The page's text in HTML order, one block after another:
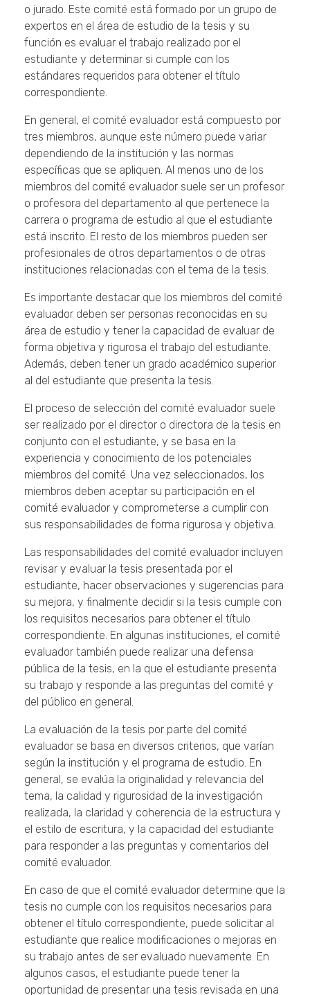
o jurado. Este comité está formado por un grupo de
expertos en el área de estudio de la tesis y su
función es evaluar el trabajo realizado por el
estudiante y determinar si cumple con los
estándares requeridos para obtener el título
correspondiente.
En general, el comité evaluador está compuesto por
tres miembros, aunque este número puede variar
dependiendo de la institución y las normas
específicas que se apliquen. Al menos uno de los
miembros del comité evaluador suele ser un profesor
o profesora del departamento al que pertenece la
carrera o programa de estudio al que el estudiante
está inscrito. El resto de los miembros pueden ser
profesionales de otros departamentos o de otras
instituciones relacionadas con el tema de la tesis.
Es importante destacar que los miembros del comité
evaluador deben ser personas reconocidas en su
área de estudio y tener la capacidad de evaluar de
forma objetiva y rigurosa el trabajo del estudiante.
Además, deben tener un grado académico superior
al del estudiante que presenta la tesis.
El proceso de selección del comité evaluador suele
ser realizado por el director o directora de la tesis en
conjunto con el estudiante, y se basa en la
experiencia y conocimiento de los potenciales
miembros del comité. Una vez seleccionados, los
miembros deben aceptar su participación en el
comité evaluador y comprometerse a cumplir con
sus responsabilidades de forma rigurosa y objetiva.
Las responsabilidades del comité evaluador incluyen
revisar y evaluar la tesis presentada por el
estudiante, hacer observaciones y sugerencias para
su mejora, y finalmente decidir si la tesis cumple con
los requisitos necesarios para obtener el título
correspondiente. En algunas instituciones, el comité
evaluador también puede realizar una defensa
pública de la tesis, en la que el estudiante presenta
su trabajo y responde a las preguntas del comité y
del público en general.
La evaluación de la tesis por parte del comité
evaluador se basa en diversos criterios, que varían
según la institución y el programa de estudio. En
general, se evalúa la originalidad y relevancia del
tema, la calidad y rigurosidad de la investigación
realizada, la claridad y coherencia de la estructura y
el estilo de escritura, y la capacidad del estudiante
para responder a las preguntas y comentarios del
comité evaluador.
En caso de que el comité evaluador determine que la
tesis no cumple con los requisitos necesarios para
obtener el título correspondiente, puede solicitar al
estudiante que realice modificaciones o mejoras en
su trabajo antes de ser evaluado nuevamente. En
algunos casos, el estudiante puede tener la
oportunidad de presentar una tesis revisada en una